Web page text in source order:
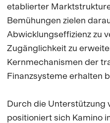
etablierter
Bemühungen zielen
Abwicklungseffizienz zu
Zugänglichkeit zu
Kernmechanismen der
Finanzsysteme erhalten
Durch die Unterstützung
positioniert sich Kamino